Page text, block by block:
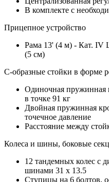
В комплекте с
Прицепное устройство
Рама 13' (4 м) - Кат. IV
(5 см)
С-образные стойки в форме
Одиночная пружинная
в точке 91 кг
Двойная пружинная
точечное давление
Расстояние между
Колеса и шины, боковые
12 тандемных колес с
шинами 31 x 13.5
Ступицы на 6 болтов,